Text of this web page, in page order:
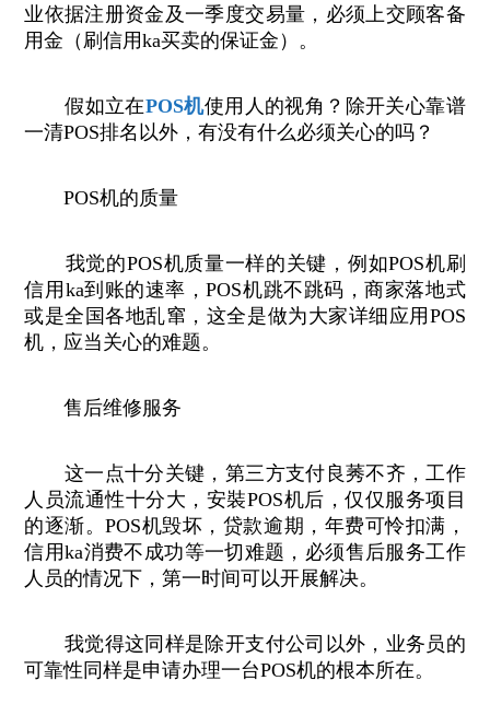
业依据注册资金及一季度交易量，必须上交顾客备
用金（刷信用ka买卖的保证金）。
假如立在POS机使用人的视角？除开关心靠谱
一清POS排名以外，有没有什么必须关心的吗？
POS机的质量
我觉的POS机质量一样的关键，例如POS机刷
信用ka到账的速率，POS机跳不跳码，商家落地式
或是全国各地乱窜，这全是做为大家详细应用POS
机，应当关心的难题。
售后维修服务
这一点十分关键，第三方支付良莠不齐，工作
人员流通性十分大，安裝POS机后，仅仅服务项目
的逐渐。POS机毁坏，贷款逾期，年费可怜扣满，
信用ka消费不成功等一切难题，必须售后服务工作
人员的情况下，第一时间可以开展解决。
我觉得这同样是除开支付公司以外，业务员的
可靠性同样是申请办理一台POS机的根本所在。